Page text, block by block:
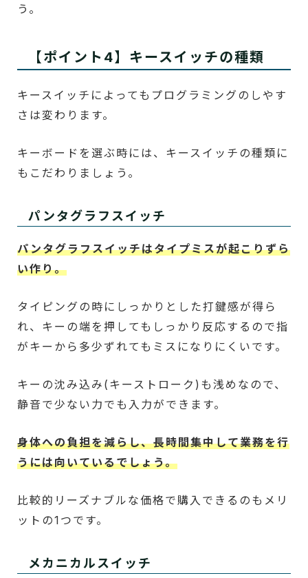
う。
【ポイント4】キースイッチの種類
キースイッチによってもプログラミングのしやす
さは変わります。
キーボードを選ぶ時には、キースイッチの種類に
もこだわりましょう。
パンタグラフスイッチ
パンタグラフスイッチはタイプミスが起こりずら
い作り。
タイピングの時にしっかりとした打鍵感が得ら
れ、キーの端を押してもしっかり反応するので指
がキーから多少ずれてもミスになりにくいです。
キーの沈み込み(キーストローク)も浅めなので、
静音で少ない力でも入力ができます。
身体への負担を減らし、長時間集中して業務を行
うには向いているでしょう。
比較的リーズナブルな価格で購入できるのもメリ
ットの1つです。
メカニカルスイッチ